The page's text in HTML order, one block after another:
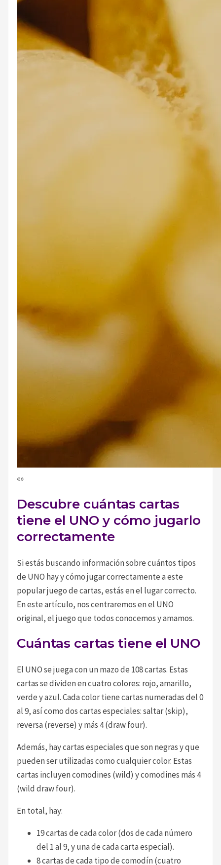
«»
Descubre cuántas cartas
tiene el UNO y cómo jugarlo
correctamente
Si estás buscando información sobre cuántos tipos
de UNO hay y cómo jugar correctamente a este
popular juego de cartas, estás en el lugar correcto.
En este artículo, nos centraremos en el UNO
original, el juego que todos conocemos y amamos.
Cuántas cartas tiene el UNO
El UNO se juega con un mazo de 108 cartas. Estas
cartas se dividen en cuatro colores: rojo, amarillo,
verde y azul. Cada color tiene cartas numeradas del 0
al 9, así como dos cartas especiales: saltar (skip),
reversa (reverse) y más 4 (draw four).
Además, hay cartas especiales que son negras y que
pueden ser utilizadas como cualquier color. Estas
cartas incluyen comodines (wild) y comodines más 4
(wild draw four).
En total, hay:
19 cartas de cada color (dos de cada número
del 1 al 9, y una de cada carta especial).
8 cartas de cada tipo de comodín (cuatro